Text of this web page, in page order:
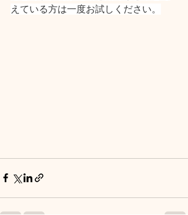
えている方は一度お試しください。